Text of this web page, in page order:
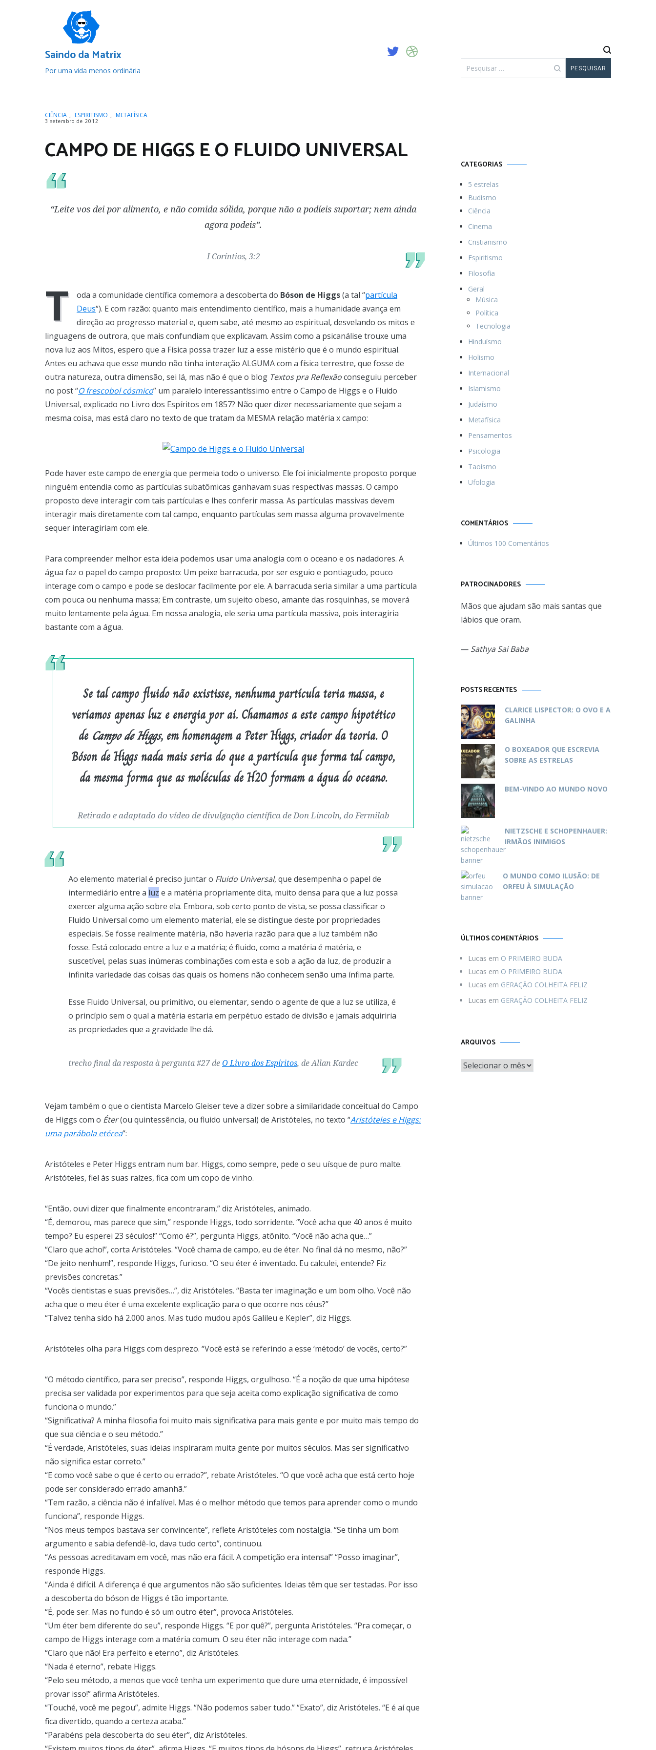
Saindo da Matrix
Por uma vida menos ordinária
CIÊNCIA , ESPIRITISMO , METAFÍSICA
3 setembro de 2012
CAMPO DE HIGGS E O FLUIDO UNIVERSAL
“Leite vos dei por alimento, e não comida sólida, porque não a podíeis suportar; nem ainda
agora podeis”.
I Coríntios, 3:2
T oda a comunidade científica comemora a descoberta do Bóson de Higgs(a tal “partícula
Deus“). E com razão: quanto mais entendimento científico, mais a humanidade avança em
direção ao progresso material e, quem sabe, até mesmo ao espiritual, desvelando os mitos e
linguagens de outrora, que mais confundiam que explicavam. Assim como a psicanálise trouxe uma
nova luz aos Mitos, espero que a Física possa trazer luz a esse mistério que é o mundo espiritual.
Antes eu achava que esse mundo não tinha interação ALGUMA com a física terrestre, que fosse de
outra natureza, outra dimensão, sei lá, mas não é que o blog Textos pra Reflexãoconseguiu perceber
no post “O frescobol cósmico” um paralelo interessantíssimo entre o Campo de Higgs e o Fluido
Universal, explicado no Livro dos Espíritos em 1857? Não quer dizer necessariamente que sejam a
mesma coisa, mas está claro no texto de que tratam da MESMA relação matéria x campo:
Pode haver este campo de energia que permeia todo o universo. Ele foi inicialmente proposto porque
ninguém entendia como as partículas subatômicas ganhavam suas respectivas massas. O campo
proposto deve interagir com tais partículas e lhes conferir massa. As partículas massivas devem
interagir mais diretamente com tal campo, enquanto partículas sem massa alguma provavelmente
sequer interagiriam com ele.
Para compreender melhor esta ideia podemos usar uma analogia com o oceano e os nadadores. A
água faz o papel do campo proposto: Um peixe barracuda, por ser esguio e pontiagudo, pouco
interage com o campo e pode se deslocar facilmente por ele. A barracuda seria similar a uma partícula
com pouca ou nenhuma massa; Em contraste, um sujeito obeso, amante das rosquinhas, se moverá
muito lentamente pela água. Em nossa analogia, ele seria uma partícula massiva, pois interagiria
bastante com a água.
Se tal campo fluido não existisse, nenhuma partícula teria massa, e
veríamos apenas luz e energia por aí. Chamamos a este campo hipotético
de Campo de Higgs, em homenagem a Peter Higgs, criador da teoria. O
Bóson de Higgs nada mais seria do que a partícula que forma tal campo,
da mesma forma que as moléculas de H2O formam a água do oceano.
Retirado e adaptado do vídeo de divulgação científica de Don Lincoln, do Fermilab
Ao elemento material é preciso juntar o Fluido Universal, que desempenha o papel de
intermediário entre a luz e a matéria propriamente dita, muito densa para que a luz possa
exercer alguma ação sobre ela. Embora, sob certo ponto de vista, se possa classificar o
Fluido Universal como um elemento material, ele se distingue deste por propriedades
especiais. Se fosse realmente matéria, não haveria razão para que a luz também não
fosse. Está colocado entre a luz e a matéria; é fluido, como a matéria é matéria, e
suscetível, pelas suas inúmeras combinações com esta e sob a ação da luz, de produzir a
infinita variedade das coisas das quais os homens não conhecem senão uma ínfima parte.
Esse Fluido Universal, ou primitivo, ou elementar, sendo o agente de que a luz se utiliza, é
o princípio sem o qual a matéria estaria em perpétuo estado de divisão e jamais adquiriria
as propriedades que a gravidade lhe dá.
trecho final da resposta à pergunta #27 deO Livro dos Espíritos, de Allan Kardec
Vejam também o que o cientista Marcelo Gleiser teve a dizer sobre a similaridade conceitual do Campo
de Higgs com o Éter(ou quintessência, ou fluido universal) de Aristóteles, no texto “Aristóteles e Higgs:
uma parábola etérea“:
Aristóteles e Peter Higgs entram num bar. Higgs, como sempre, pede o seu uísque de puro malte.
Aristóteles, fiel às suas raízes, fica com um copo de vinho.
“Então, ouvi dizer que finalmente encontraram,” diz Aristóteles, animado.
“É, demorou, mas parece que sim,” responde Higgs, todo sorridente. “Você acha que 40 anos é muito
tempo? Eu esperei 23 séculos!” “Como é?”, pergunta Higgs, atônito. “Você não acha que…”
“Claro que acho!”, corta Aristóteles. “Você chama de campo, eu de éter. No final dá no mesmo, não?”
“De jeito nenhum!”, responde Higgs, furioso. “O seu éter é inventado. Eu calculei, entende? Fiz
previsões concretas.”
“Vocês cientistas e suas previsões…”, diz Aristóteles. “Basta ter imaginação e um bom olho. Você não
acha que o meu éter é uma excelente explicação para o que ocorre nos céus?”
“Talvez tenha sido há 2.000 anos. Mas tudo mudou após Galileu e Kepler”, diz Higgs.
Aristóteles olha para Higgs com desprezo. “Você está se referindo a esse ‘método’ de vocês, certo?”
“O método científico, para ser preciso”, responde Higgs, orgulhoso. “É a noção de que uma hipótese
precisa ser validada por experimentos para que seja aceita como explicação significativa de como
funciona o mundo.”
“Significativa? A minha filosofia foi muito mais significativa para mais gente e por muito mais tempo do
que sua ciência e o seu método.”
“É verdade, Aristóteles, suas ideias inspiraram muita gente por muitos séculos. Mas ser significativo
não significa estar correto.”
“E como você sabe o que é certo ou errado?”, rebate Aristóteles. “O que você acha que está certo hoje
pode ser considerado errado amanhã.”
“Tem razão, a ciência não é infalível. Mas é o melhor método que temos para aprender como o mundo
funciona”, responde Higgs.
“Nos meus tempos bastava ser convincente”, reflete Aristóteles com nostalgia. “Se tinha um bom
argumento e sabia defendê-lo, dava tudo certo”, continuou.
“As pessoas acreditavam em você, mas não era fácil. A competição era intensa!” “Posso imaginar”,
responde Higgs.
“Ainda é difícil. A diferença é que argumentos não são suficientes. Ideias têm que ser testadas. Por isso
a descoberta do bóson de Higgs é tão importante.
“É, pode ser. Mas no fundo é só um outro éter”, provoca Aristóteles.
“Um éter bem diferente do seu”, responde Higgs. “E por quê?”, pergunta Aristóteles. “Pra começar, o
campo de Higgs interage com a matéria comum. O seu éter não interage com nada.”
“Claro que não! Era perfeito e eterno”, diz Aristóteles.
“Nada é eterno”, rebate Higgs.
“Pelo seu método, a menos que você tenha um experimento que dure uma eternidade, é impossível
provar isso!” afirma Aristóteles.
“Touché, você me pegou”, admite Higgs. “Não podemos saber tudo.” “Exato”, diz Aristóteles. “E é aí que
fica divertido, quando a certeza acaba.”
“Parabéns pela descoberta do seu éter”, diz Aristóteles.
por:
CATEGORIAS
5 estrelas
Budismo
Ciência
Cinema
Cristianismo
Espiritismo
Filosofia
Geral
Música
Política
Tecnologia
Hinduísmo
Holismo
Internacional
Islamismo
Judaísmo
Metafísica
Pensamentos
Psicologia
Taoísmo
Ufologia
COMENTÁRIOS
Últimos 100 Comentários
PATROCINADORES
Mãos que ajudam são mais santas que
lábios que oram.
— Sathya Sai Baba
POSTS RECENTES
CLARICE LISPECTOR: O OVO E A
GALINHA
O BOXEADOR QUE ESCREVIA
SOBRE AS ESTRELAS
BEM-VINDO AO MUNDO NOVO
NIETZSCHE E SCHOPENHAUER:
IRMÃOS INIMIGOS
O MUNDO COMO ILUSÃO: DE
ORFEU À SIMULAÇÃO
ÚLTIMOS COMENTÁRIOS
Lucas em O PRIMEIRO BUDA
Lucas em O PRIMEIRO BUDA
Lucas em GERAÇÃO COLHEITA FELIZ
Lucas em GERAÇÃO COLHEITA FELIZ
ARQUIVOS Arquivos